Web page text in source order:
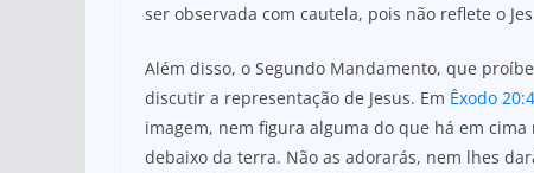
ser observada com cautela, pois não reflete o
Além disso, o Segundo Mandamento, que
discutir a representação de Jesus. Em Êxodo
imagem, nem figura alguma do que há em
debaixo da terra. Não as adorarás, nem lhes